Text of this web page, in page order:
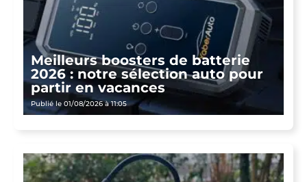
Meilleurs boosters de batterie
2026 : notre sélection auto pour
partir en vacances
Publié le 01/08/2026 à 11:05